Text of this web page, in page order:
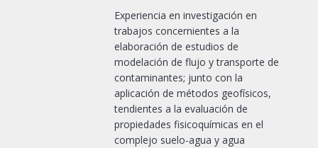
Experiencia en investigación en
trabajos concernientes a la
elaboración de estudios de
modelación de flujo y transporte de
contaminantes; junto con la
aplicación de métodos geofísicos,
tendientes a la evaluación de
propiedades fisicoquímicas en el
complejo suelo-agua y agua